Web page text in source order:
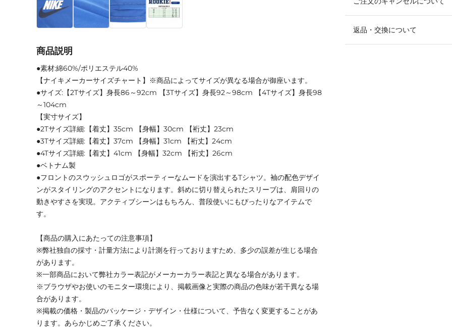
返品・交換について
商品説明
●素材:綿60%/ポリエステル40%
【ナイキメーカーサイズチャート】※商品によってサイズが異なる場合が御座います。
●サイズ:【2Tサイズ】身長86～92cm 【3Tサイズ】身長92～98cm 【4Tサイズ】身長98
～104cm
【実寸サイズ】
●2Tサイズ詳細:【着丈】35cm 【身幅】30cm 【裄丈】23cm
●3Tサイズ詳細:【着丈】37cm 【身幅】31cm 【裄丈】24cm
●4Tサイズ詳細:【着丈】41cm 【身幅】32cm 【裄丈】26cm
●ベトナム製
●フロントのスウッシュロゴがスポーティーなムードを演出するTシャツ。袖の配色デザイ
ンがスタイリングのアクセントになります。斜めに切り替えられたスリーブは、肩回りの
動きやすさを実現。アクティブシーンはもちろん、普段使いにもぴったりなアイテムで
す。
【商品の購入にあたっての注意事項】
※弊社独自の採寸・計量方法により計測を行っておりますため、多少の誤差が生じる場合
があります。
※一部商品において弊社カラー表記がメーカーカラー表記と異なる場合があります。
※ブラウザやお使いのモニター環境により、掲載画像と実際の商品の色味が若干異なる場
合があります。
※掲載の価格・製品のパッケージ・デザイン・仕様について、予告なく変更することがあ
ります。あらかじめご了承ください。